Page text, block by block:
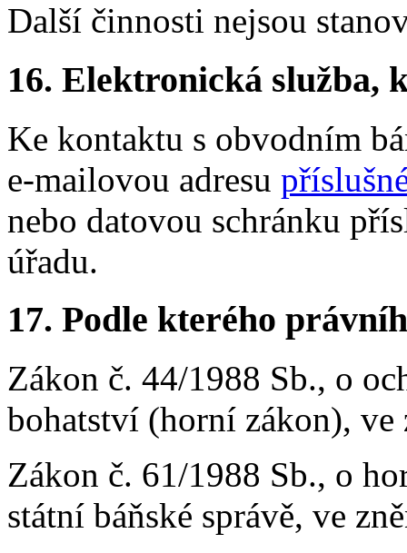
Další činnosti nejsou
16. Elektronická služba,
Ke kontaktu s obvodním
e-mailovou adresu
nebo datovou schránku
úřadu.
17. Podle kterého
Zákon č. 44/1988 Sb., o
bohatství (horní zákon), ve
Zákon č. 61/1988 Sb., o
státní báňské správě, ve